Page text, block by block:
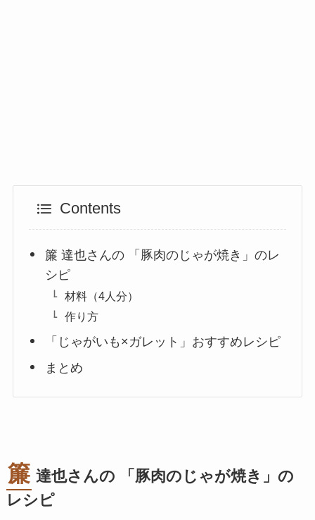
Contents
簾 達也さんの 「豚肉のじゃが焼き」のレ
シピ
材料（4人分）
作り方
「じゃがいも×ガレット」おすすめレシピ
まとめ
簾 達也さんの 「豚肉のじゃが焼き」の
レシピ